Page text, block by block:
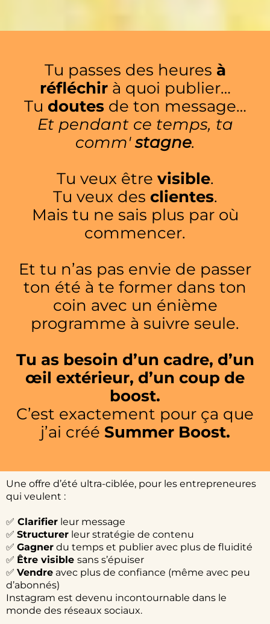
Tu passes des heures à
réfléchirà quoi publier…
Tu doutesde ton message…
Et pendant ce temps, ta
comm'stagne.
Tu veux être visible.
Tu veux des clientes.
Mais tu ne sais plus par où
commencer.
Et tu n’as pas envie de passer
ton été à te former dans ton
coin avec un énième
programme à suivre seule.
Tu as besoin d’un cadre, d’un
œil extérieur, d’un coup de
boost.
C’est exactement pour ça que
j’ai créé Summer Boost.
Une offre d’été ultra-ciblée, pour les entrepreneures
qui veulent :
✅ Clarifier leur message
✅ Structurer leur stratégie de contenu
✅ Gagner du temps et publier avec plus de fluidité
✅ Être visible sans s’épuiser
✅ Vendre avec plus de confiance (même avec peu
d’abonnés)
Instagram est devenu incontournable dans le
monde des réseaux sociaux.